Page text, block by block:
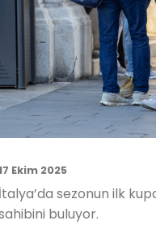
Ekim 2025
İtalya’da sezonun ilk
buluyor.